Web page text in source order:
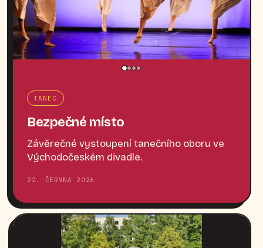
TANEC
Bezpečné místo
Závěrečné vystoupení tanečního oboru ve
Východočeském divadle.
22. ČERVNA 2026